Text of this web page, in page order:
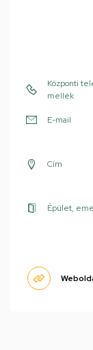
Központi
mellék
E-mail
Cím
Épület,